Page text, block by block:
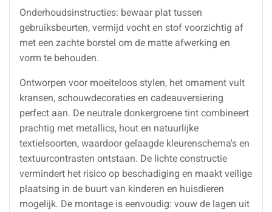
Onderhoudsinstructies: bewaar plat tussen
gebruiksbeurten, vermijd vocht en stof voorzichtig af
met een zachte borstel om de matte afwerking en
vorm te behouden.
Ontworpen voor moeiteloos stylen, het ornament vult
kransen, schouwdecoraties en cadeauversiering
perfect aan. De neutrale donkergroene tint combineert
prachtig met metallics, hout en natuurlijke
textielsoorten, waardoor gelaagde kleurenschema's en
textuurcontrasten ontstaan. De lichte constructie
vermindert het risico op beschadiging en maakt veilige
plaatsing in de buurt van kinderen en huisdieren
mogelijk. De montage is eenvoudig: vouw de lagen uit